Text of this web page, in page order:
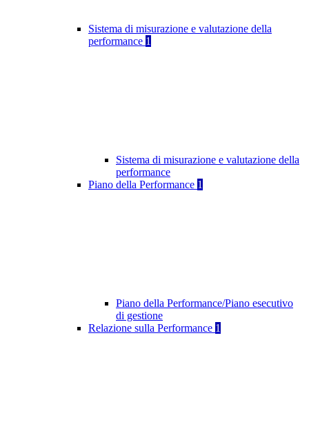
Sistema di misurazione e valutazione della
performance 1
Sistema di misurazione e valutazione della
performance
Piano della Performance 1
Piano della Performance/Piano esecutivo
di gestione
Relazione sulla Performance 1